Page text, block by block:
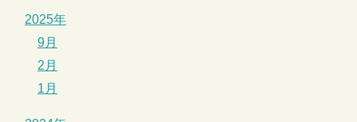
2025年
9月
2月
1月